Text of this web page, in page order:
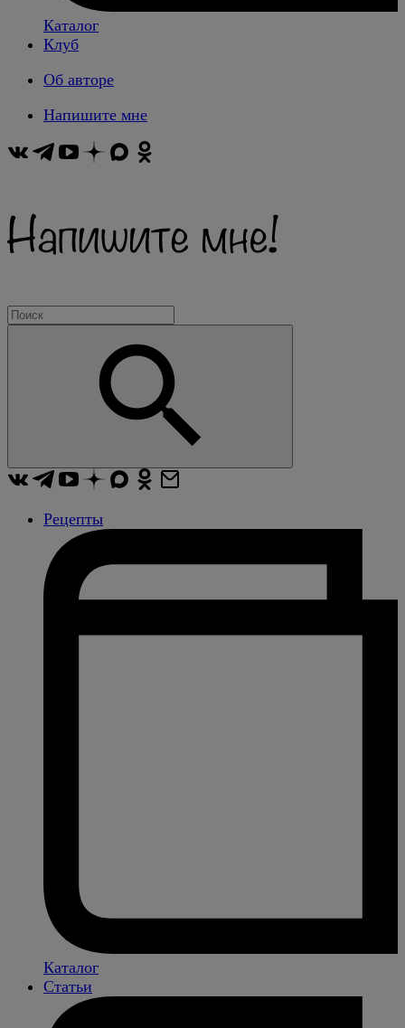
Каталог
Клуб
Об авторе
Напишите мне
Рецепты
Каталог
Статьи